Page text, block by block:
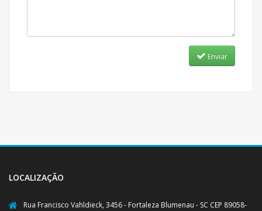
Enviar
LOCALIZAÇÃO
Rua Francisco Vahldieck, 3456 - Fortaleza Blumenau - SC CEP 89058-